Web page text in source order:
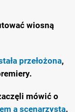
wiosną
przełożona,
mówić o
a scenarzystą.